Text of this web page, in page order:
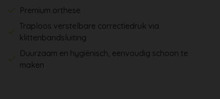
Premium orthese
Traploos verstelbare correctiedruk via
klittenbandsluiting
Duurzaam en hygiënisch, eenvoudig schoon te
maken